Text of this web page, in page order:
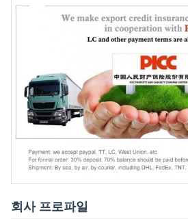
회사 프로파일